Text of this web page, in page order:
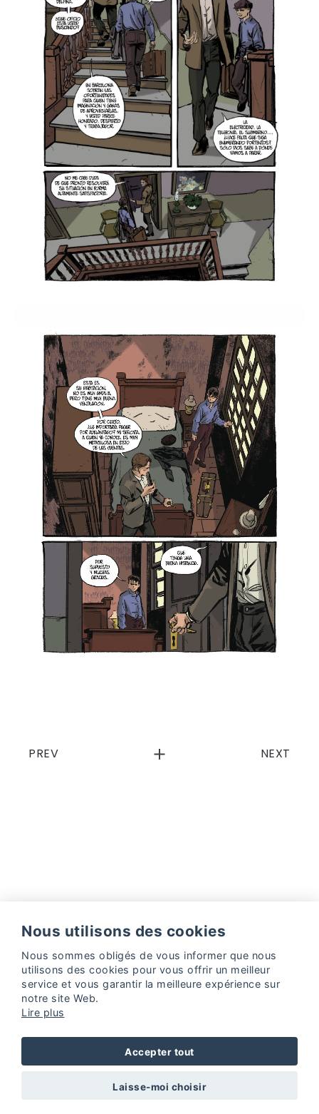
PREV NEXT
Facebook Instagram
Politique de cookies Politique de confidentialité
Web Design & Digital Marketing byProjectes a Internet
Nous utilisons des cookies
Nous sommes obligés de vous informer que nous
utilisons des cookies pour vous offrir un meilleur
service et vous garantir la meilleure expérience sur
notre site Web.
Lire plus
Accepter tout
Laisse-moi choisir